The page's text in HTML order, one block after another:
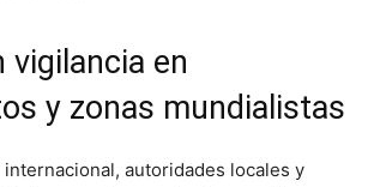
vigilancia en
y zonas mundialistas
autoridades locales y